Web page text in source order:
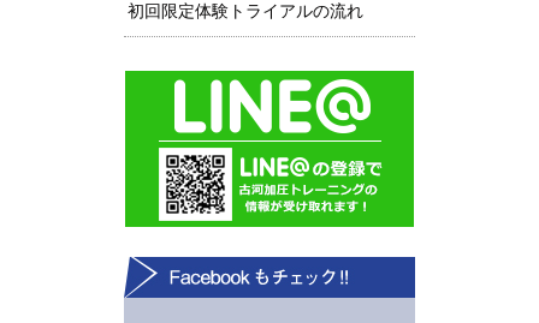
初回限定体験トライアルの流れ